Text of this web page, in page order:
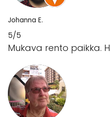
Johanna E.
5/5
Mukava rento paikka.